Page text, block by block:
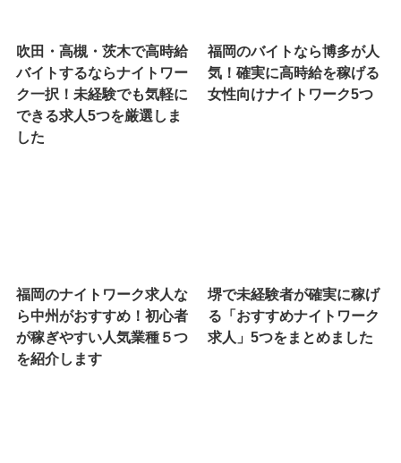
吹田・高槻・茨木で高時給
バイトするならナイトワー
ク一択！未経験でも気軽に
できる求人5つを厳選しま
した
福岡のバイトなら博多が人
気！確実に高時給を稼げる
女性向けナイトワーク5つ
福岡のナイトワーク求人な
ら中州がおすすめ！初心者
が稼ぎやすい人気業種５つ
を紹介します
堺で未経験者が確実に稼げ
る「おすすめナイトワーク
求人」5つをまとめました